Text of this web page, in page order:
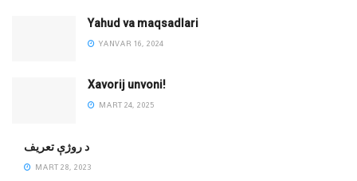
Yahud va maqsadlari
YANVAR 16, 2024
Xavorij unvoni!
MART 24, 2025
‌د روژې تعریف
MART 28, 2023